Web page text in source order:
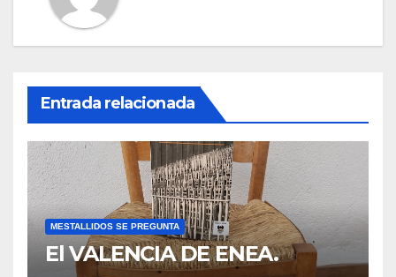
Entrada relacionada
MESTALLIDOS SE PREGUNTA
El VALENCIA DE ENEA.